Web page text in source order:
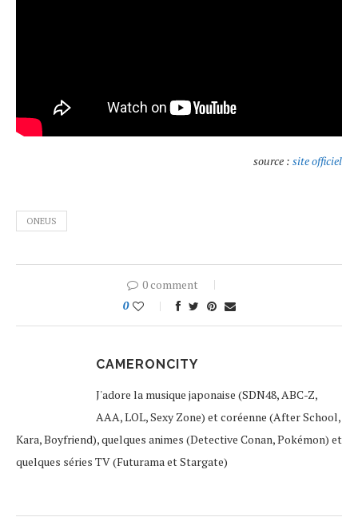
source : site officiel
ONEUS
0 comment
0
CAMERONCITY
J'adore la musique japonaise (SDN48, ABC-Z,
AAA, LOL, Sexy Zone) et coréenne (After School,
Kara, Boyfriend), quelques animes (Detective Conan, Pokémon) et
quelques séries TV (Futurama et Stargate)